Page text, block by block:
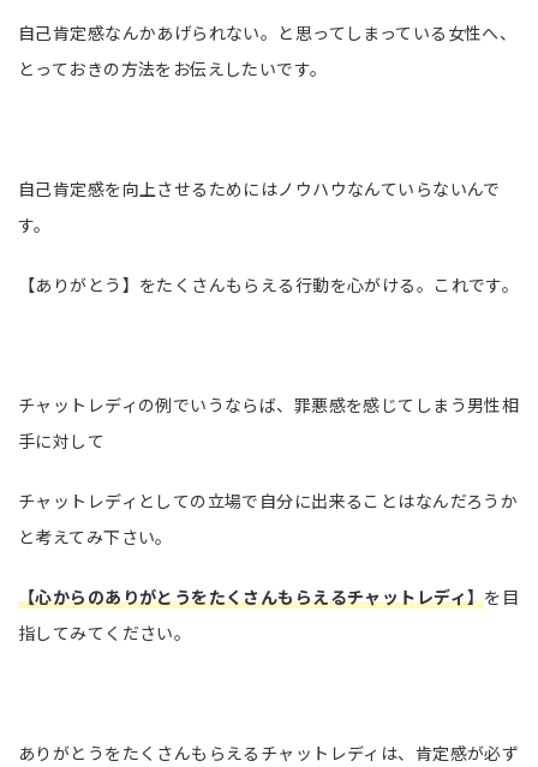
自己肯定感なんかあげられない。と思ってしまっている女性へ、
とっておきの方法をお伝えしたいです。
自己肯定感を向上させるためにはノウハウなんていらないんで
す。
【ありがとう】をたくさんもらえる行動を心がける。これです。
チャットレディの例でいうならば、罪悪感を感じてしまう男性相
手に対して
チャットレディとしての立場で自分に出来ることはなんだろうか
と考えてみ下さい。
【心からのありがとうをたくさんもらえるチャットレディ】を目
指してみてください。
ありがとうをたくさんもらえるチャットレディは、肯定感が必ず